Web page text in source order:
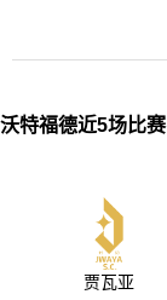
沃特福德近5场比赛
贾瓦亚